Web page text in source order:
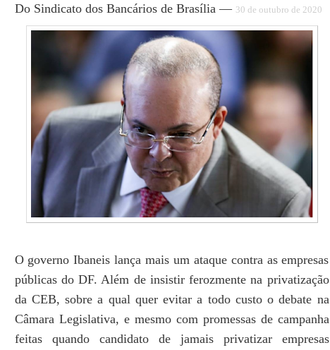
Do Sindicato dos Bancários de Brasília — 30 de outubro de 2020
O governo Ibaneis lança mais um ataque contra as empresas
públicas do DF. Além de insistir ferozmente na privatização
da CEB, sobre a qual quer evitar a todo custo o debate na
Câmara Legislativa, e mesmo com promessas de campanha
feitas quando candidato de jamais privatizar empresas